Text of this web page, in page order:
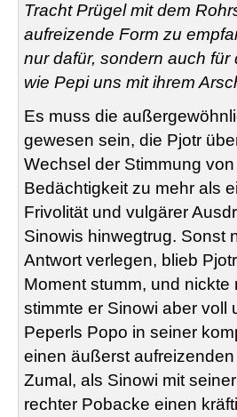
Tracht Prügel mit dem
aufreizende Form zu
nur dafür, sondern auch für
wie Pepi uns mit ihrem
Es muss die
gewesen sein, die Pjotr
Wechsel der Stimmung
Bedächtigkeit zu mehr als
Frivolität und vulgärer
Sinowis hinwegtrug. Sonst
Antwort verlegen, blieb
Moment stumm, und nickte
stimmte er Sinowi aber voll
Peperls Popo in seiner
einen äußerst
Zumal, als Sinowi mit
rechter Pobacke einen